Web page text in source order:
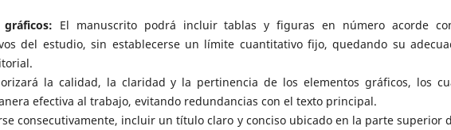
El manuscrito podrá incluir tablas y figuras en número acorde
del estudio, sin establecerse un límite cuantitativo fijo, quedando su
la calidad, la claridad y la pertinencia de los elementos gráficos, los
efectiva al trabajo, evitando redundancias con el texto principal.
consecutivamente, incluir un título claro y conciso ubicado en la parte superior